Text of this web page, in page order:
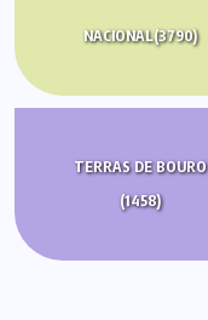
NACIONAL(3790)
TERRAS DE BOURO
(1458)